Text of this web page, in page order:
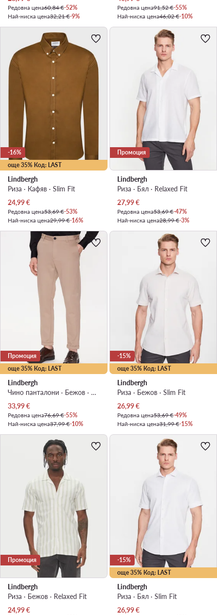
Редовна цена60,84 €-52%
Най-ниска цена32,21 €-9%
Редовна цена91,52 €-55%
Най-ниска цена46,02 €-10%
още 35% Код: LAST
-16%
Lindbergh
Риза · Кафяв · Slim Fit
Актуална цена
24,99€
Редовна цена53,69 €-53%
Най-ниска цена29,99 €-16%
Промоция
Lindbergh
Риза · Бял · Relaxed Fit
Актуална цена
27,99€
Редовна цена53,69 €-47%
Най-ниска цена28,99 €-3%
още 35% Код: LAST
Промоция
Lindbergh
Чино панталони · Бежов · Slim Fit
Актуална цена
33,99€
Редовна цена76,69 €-55%
Най-ниска цена37,99 €-10%
още 35% Код: LAST
-15%
Lindbergh
Риза · Бежов · Slim Fit
Актуална цена
26,99€
Редовна цена53,69 €-49%
Най-ниска цена31,99 €-15%
Промоция
Lindbergh
Риза · Бежов · Relaxed Fit
Актуална цена
24,99€
още 35% Код: LAST
-15%
Lindbergh
Риза · Бял · Slim Fit
Актуална цена
26,99€